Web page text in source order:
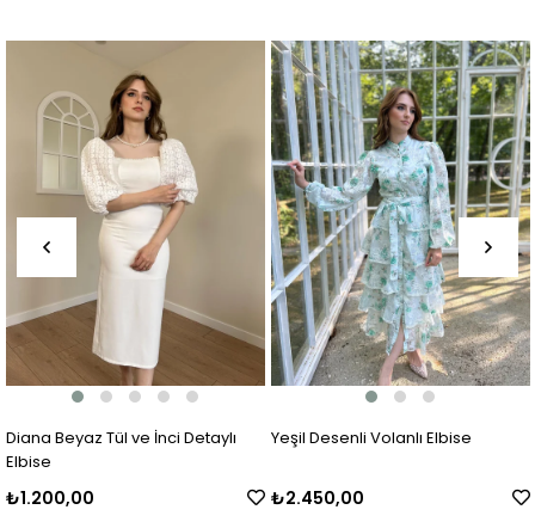
Diana Beyaz Tül ve İnci Detaylı
Elbise
₺1.200,00
Yeşil Desenli Volanlı Elbise
₺2.450,00